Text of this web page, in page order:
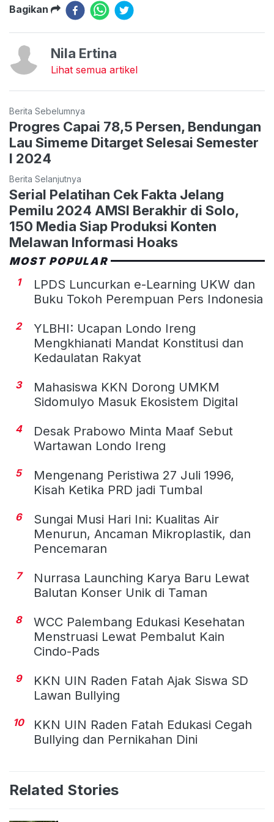
Bagikan
Nila Ertina
Lihat semua artikel
Berita Sebelumnya
Progres Capai 78,5 Persen, Bendungan
Lau Simeme Ditarget Selesai Semester
I 2024
Berita Selanjutnya
Serial Pelatihan Cek Fakta Jelang
Pemilu 2024 AMSI Berakhir di Solo,
150 Media Siap Produksi Konten
Melawan Informasi Hoaks
MOST POPULAR
1
LPDS Luncurkan e-Learning UKW dan
Buku Tokoh Perempuan Pers Indonesia
2
YLBHI: Ucapan Londo Ireng
Mengkhianati Mandat Konstitusi dan
Kedaulatan Rakyat
3
Mahasiswa KKN Dorong UMKM
Sidomulyo Masuk Ekosistem Digital
4
Desak Prabowo Minta Maaf Sebut
Wartawan Londo Ireng
5
Mengenang Peristiwa 27 Juli 1996,
Kisah Ketika PRD jadi Tumbal
6
Sungai Musi Hari Ini: Kualitas Air
Menurun, Ancaman Mikroplastik, dan
Pencemaran
7
Nurrasa Launching Karya Baru Lewat
Balutan Konser Unik di Taman
8
WCC Palembang Edukasi Kesehatan
Menstruasi Lewat Pembalut Kain
Cindo-Pads
9
KKN UIN Raden Fatah Ajak Siswa SD
Lawan Bullying
10
KKN UIN Raden Fatah Edukasi Cegah
Bullying dan Pernikahan Dini
Related Stories